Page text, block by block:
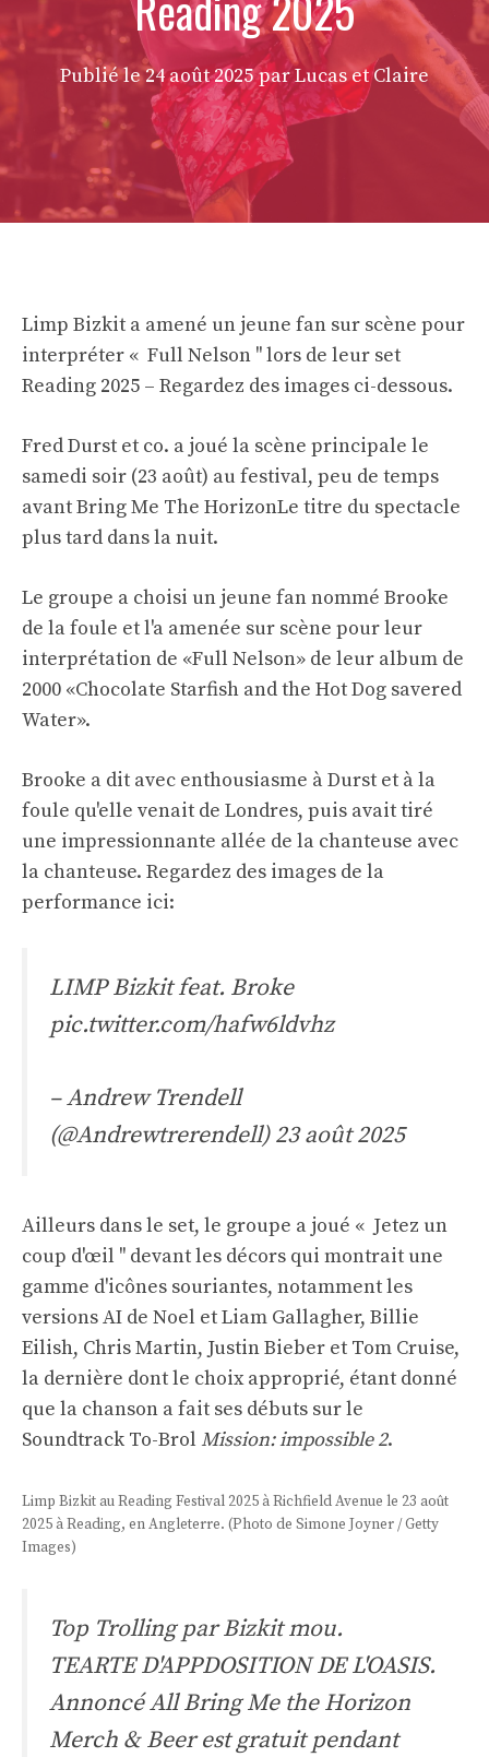
Publié le24 août 2025 par Lucas et Claire
Limp Bizkit a amené un jeune fan sur scène pour
interpréter « Full Nelson '' lors de leur set
Reading 2025 – Regardez des images ci-dessous.
Fred Durst et co. a joué la scène principale le
samedi soir (23 août) au festival, peu de temps
avantBring Me The HorizonLe titre du spectacle
plus tard dans la nuit.
Le groupe a choisi un jeune fan nommé Brooke
de la foule et l'a amenée sur scène pour leur
interprétation de «Full Nelson» de leur album de
2000 «Chocolate Starfish and the Hot Dog savered
Water».
Brooke a dit avec enthousiasme à Durst et à la
foule qu'elle venait de Londres, puis avait tiré
une impressionnante allée de la chanteuse avec
la chanteuse. Regardez des images de la
performance ici:
LIMP Bizkit feat. Broke
pic.twitter.com/hafw6ldvhz
– Andrew Trendell
(@Andrewtrerendell)23 août 2025
Ailleurs dans le set, le groupe a joué « Jetez un
coup d'œil '' devant les décors qui montrait une
gamme d'icônes souriantes, notamment les
versions AI de Noel et Liam Gallagher, Billie
Eilish, Chris Martin, Justin Bieber et Tom Cruise,
la dernière dont le choix approprié, étant donné
que la chanson a fait ses débuts sur le
Soundtrack To-Brol Mission: impossible 2.
Limp Bizkit au Reading Festival 2025 à Richfield Avenue le 23 août
2025 à Reading, en Angleterre. (Photo de Simone Joyner / Getty
Images)
Top Trolling par Bizkit mou.
TEARTE D'APPDOSITION DE L'OASIS.
Annoncé All Bring Me the Horizon
Merch & Beer est gratuit pendant